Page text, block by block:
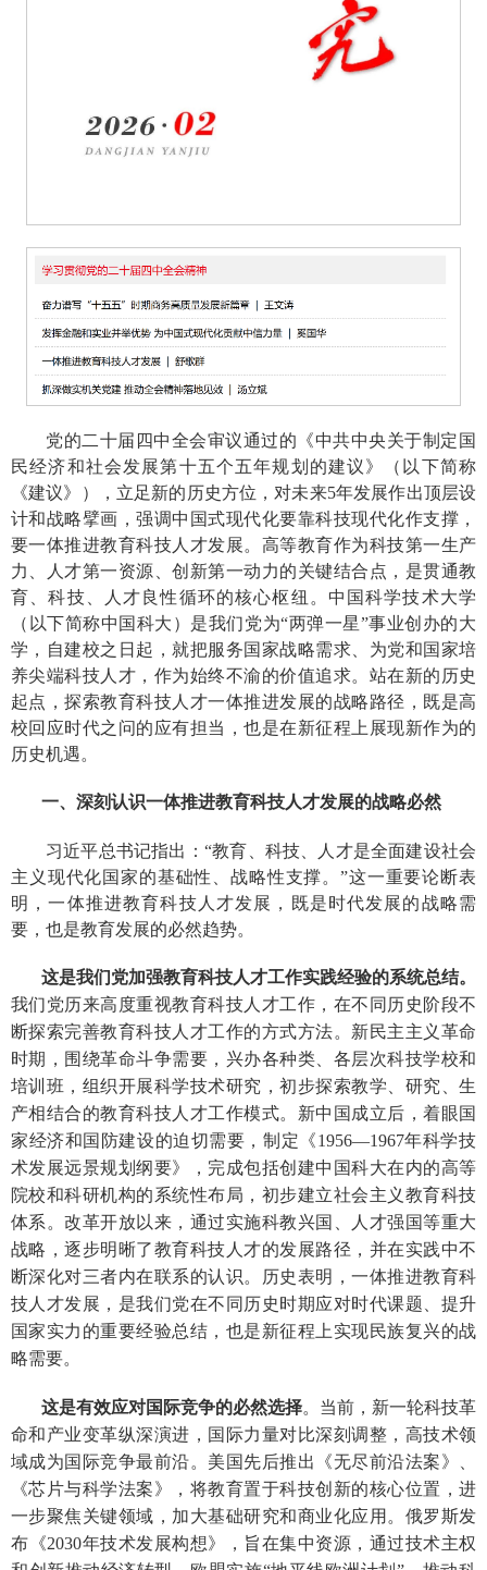
党的二十届四中全会审议通过的《中共中央关于制定国
民经济和社会发展第十五个五年规划的建议》（以下简称
《建议》），立足新的历史方位，对未来5年发展作出顶层设
计和战略擘画，强调中国式现代化要靠科技现代化作支撑，
要一体推进教育科技人才发展。高等教育作为科技第一生产
力、人才第一资源、创新第一动力的关键结合点，是贯通教
育、科技、人才良性循环的核心枢纽。中国科学技术大学
（以下简称中国科大）是我们党为“两弹一星”事业创办的大
学，自建校之日起，就把服务国家战略需求、为党和国家培
养尖端科技人才，作为始终不渝的价值追求。站在新的历史
起点，探索教育科技人才一体推进发展的战略路径，既是高
校回应时代之问的应有担当，也是在新征程上展现新作为的
历史机遇。
一、深刻认识一体推进教育科技人才发展的战略必然
习近平总书记指出：“教育、科技、人才是全面建设社会
主义现代化国家的基础性、战略性支撑。”这一重要论断表
明，一体推进教育科技人才发展，既是时代发展的战略需
要，也是教育发展的必然趋势。
这是我们党加强教育科技人才工作实践经验的系统总结。
我们党历来高度重视教育科技人才工作，在不同历史阶段不
断探索完善教育科技人才工作的方式方法。新民主主义革命
时期，围绕革命斗争需要，兴办各种类、各层次科技学校和
培训班，组织开展科学技术研究，初步探索教学、研究、生
产相结合的教育科技人才工作模式。新中国成立后，着眼国
家经济和国防建设的迫切需要，制定《1956—1967年科学技
术发展远景规划纲要》，完成包括创建中国科大在内的高等
院校和科研机构的系统性布局，初步建立社会主义教育科技
体系。改革开放以来，通过实施科教兴国、人才强国等重大
战略，逐步明晰了教育科技人才的发展路径，并在实践中不
断深化对三者内在联系的认识。历史表明，一体推进教育科
技人才发展，是我们党在不同历史时期应对时代课题、提升
国家实力的重要经验总结，也是新征程上实现民族复兴的战
略需要。
这是有效应对国际竞争的必然选择。当前，新一轮科技革
命和产业变革纵深演进，国际力量对比深刻调整，高技术领
域成为国际竞争最前沿。美国先后推出《无尽前沿法案》、
《芯片与科学法案》，将教育置于科技创新的核心位置，进
一步聚焦关键领域，加大基础研究和商业化应用。俄罗斯发
布《2030年技术发展构想》，旨在集中资源，通过技术主权